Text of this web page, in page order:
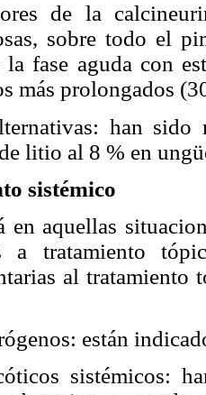
de la
sobre todo el
la fase aguda con
más prolongados
han sido
litio al 8 % en
sistémico
en aquellas
a tratamiento
al
están
sistémicos: